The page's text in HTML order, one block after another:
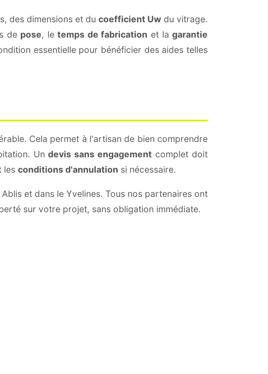
des dimensions et du coefficient Uw du vitrage.
de pose, letemps de fabrication et lagarantie
essentielle pour bénéficier des aides telles
Cela permet à l'artisan de bien comprendre
Undevis sans engagement complet doit
les conditions d'annulation si nécessaire.
et dans le Yvelines. Tous nos partenaires ont
sur votre projet, sans obligation immédiate.